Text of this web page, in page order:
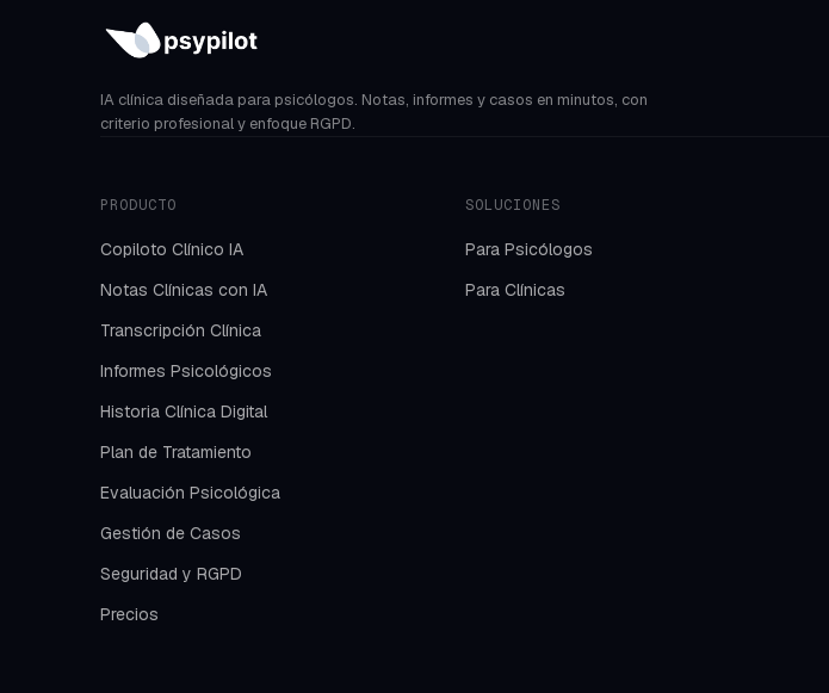
IA clínica diseñada para psicólogos. Notas, informes y casos en minutos, con
criterio profesional y enfoque RGPD.
PRODUCTO
Copiloto Clínico IA
Notas Clínicas con IA
Transcripción Clínica
Informes Psicológicos
Historia Clínica Digital
Plan de Tratamiento
Evaluación Psicológica
Gestión de Casos
Seguridad y RGPD
Precios
SOLUCIONES
Para Psicólogos
Para Clínicas